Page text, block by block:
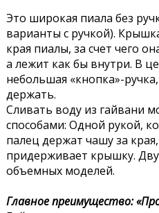
Это широкая пиала без
варианты с ручкой).
края пиалы, за счет чего
а лежит как бы внутри. В
небольшая «кнопка»-
держать.
Сливать воду из гайвани
способами: Одной рукой,
палец держат чашу за
придерживает крышку.
объемных моделей.
Главное преимущество: